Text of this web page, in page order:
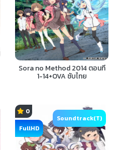
Sora no Method 2014 ตอนที่
1-14+OVA ซับไทย
0
FullHD
Soundtrack(T)